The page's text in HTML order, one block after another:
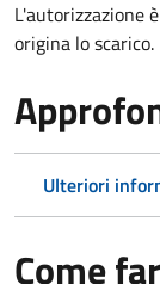
L'autorizzazione
origina lo scarico.
Ulteriori
Come